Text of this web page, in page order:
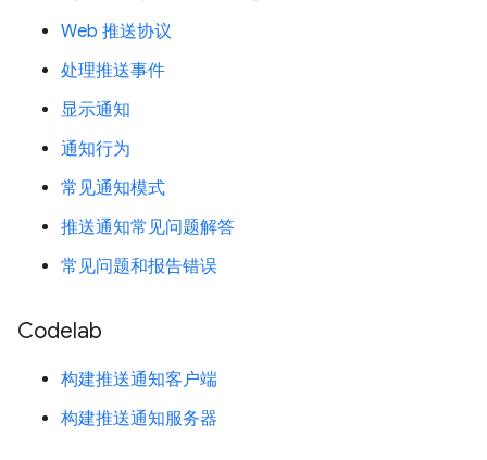
Web 推送协议
处理推送事件
显示通知
通知行为
常见通知模式
推送通知常见问题解答
常见问题和报告错误
Codelab
构建推送通知客户端
构建推送通知服务器